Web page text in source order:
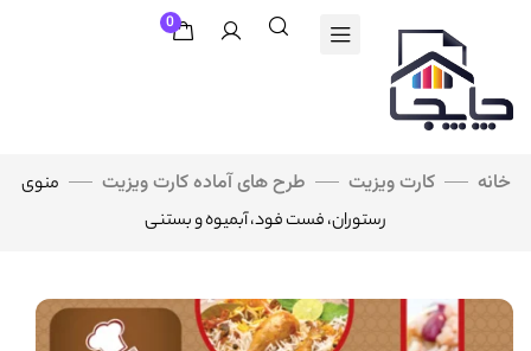
0
خانه کارت ویزیت طرح های آماده کارت ویزیت
منوی
رستوران، فست فود، آبمیوه و بستنی